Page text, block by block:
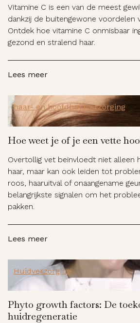
Vitamine C is een van de meest
dankzij de buitengewone voordelen
Ontdek hoe vitamine C onmisbaar
gezond en stralend haar.
Lees meer
haar- en hoofdhuidverzorging
Hoe weet je of je een vette
Overtollig vet beïnvloedt niet alleen
haar, maar kan ook leiden tot
roos, haaruitval of onaangename
belangrijkste signalen om het
pakken.
Lees meer
Huidverzorging
Phyto growth factors: De
huidregeneratie